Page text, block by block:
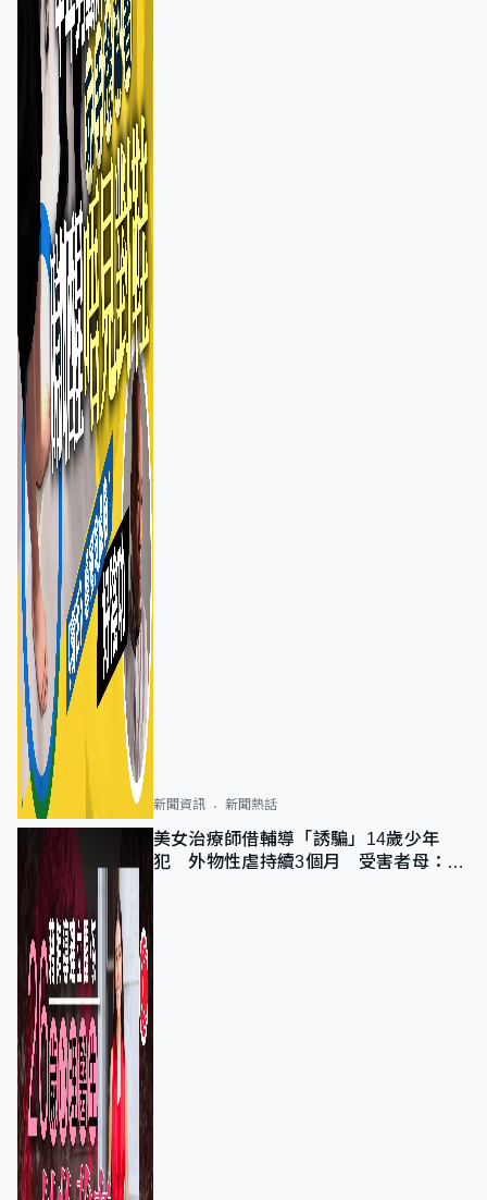
新聞資訊 新聞熱話
美女治療師借輔導「誘騙」14歲少年
犯 外物性虐持續3個月 受害者母：要